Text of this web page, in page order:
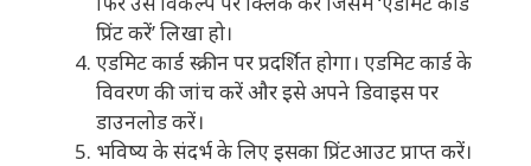
प्रिंट करें’ लिखा हो।
एडमिट कार्ड स्क्रीन पर प्रदर्शित होगा। एडमिट कार्ड के
विवरण की जांच करें और इसे अपने डिवाइस पर
डाउनलोड करें।
भविष्य के संदर्भ के लिए इसका प्रिंटआउट प्राप्त करें।